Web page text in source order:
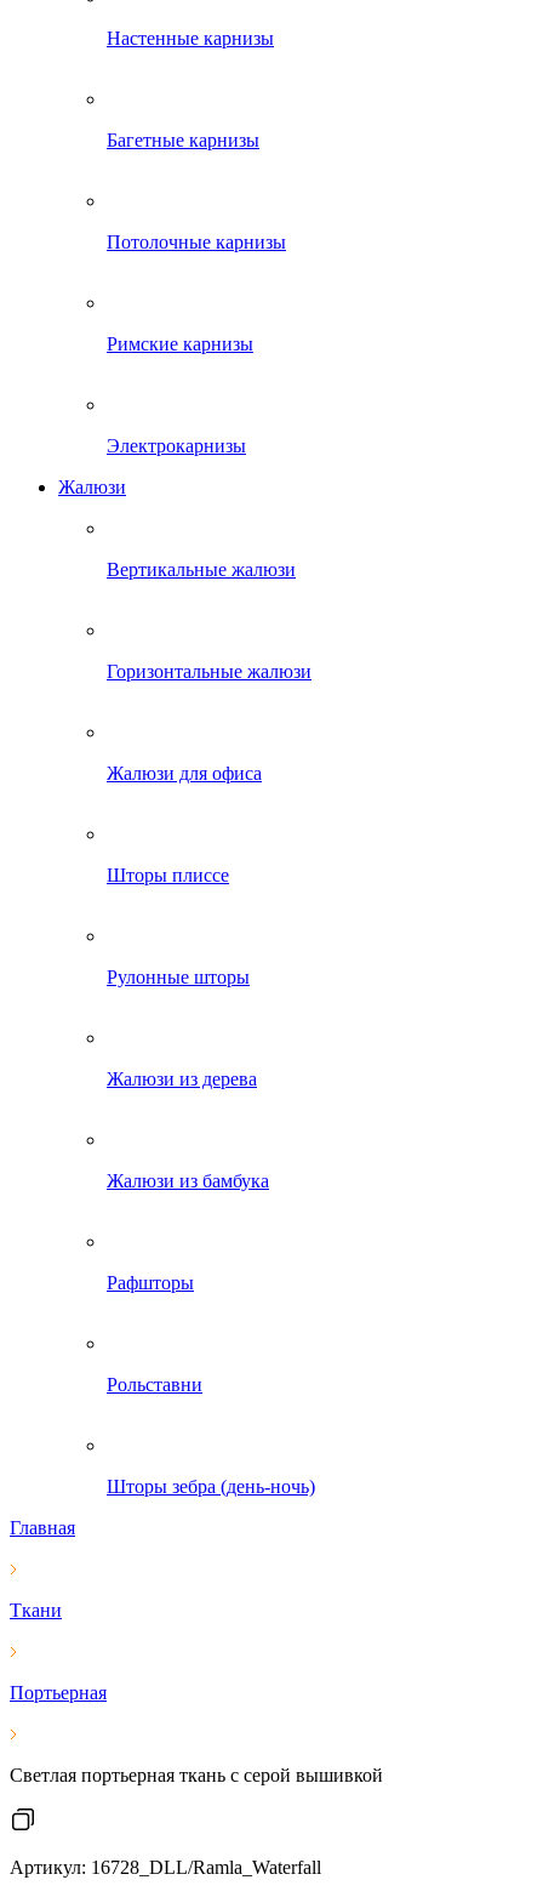
Настенные карнизы
Багетные карнизы
Потолочные карнизы
Римские карнизы
Электрокарнизы
Жалюзи
Вертикальные жалюзи
Горизонтальные жалюзи
Жалюзи для офиса
Шторы плиссе
Рулонные шторы
Жалюзи из дерева
Жалюзи из бамбука
Рафшторы
Рольставни
Шторы зебра (день-ночь)
Главная
Ткани
Портьерная
Светлая портьерная ткань с серой вышивкой
Артикул: 16728_DLL/Ramla_Waterfall